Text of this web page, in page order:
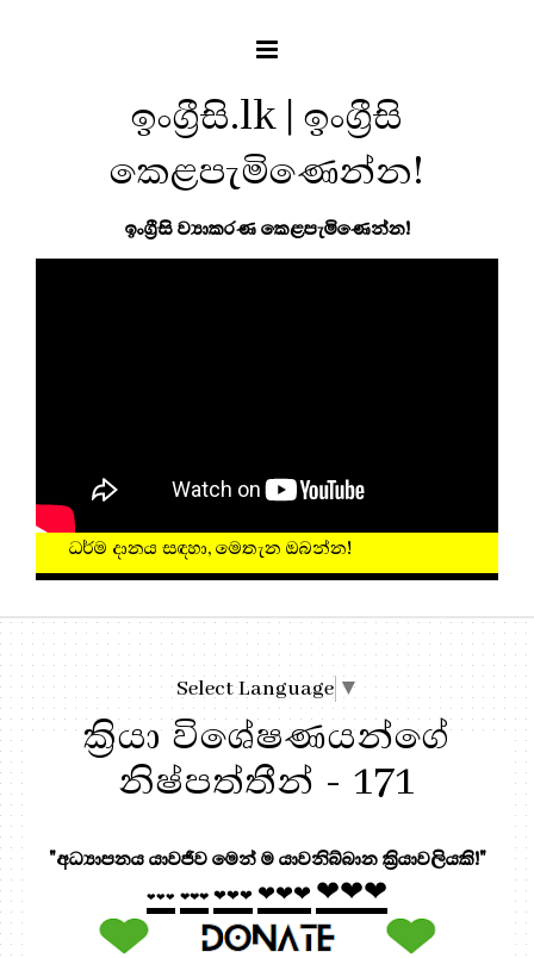
ඉංග්‍රීසි.lk | ඉංග්‍රීසි
කෙළපැමිණෙන්න!
ඉංග්‍රීසි ව්‍යාකරණ කෙළපැමිණෙන්න!
ධර්ම දානය සඳහා,
Select Language ▼
ක්‍රියා විශේෂණයන්ගේ
නිෂ්පත්තීන් - 171
"අධ්‍යාපනය යාවජීව මෙන් ම යාවනිබ්බාන ක්‍රියාවලියකි!"
❤❤❤ ❤❤❤ ❤❤❤ ❤❤❤ ❤❤❤